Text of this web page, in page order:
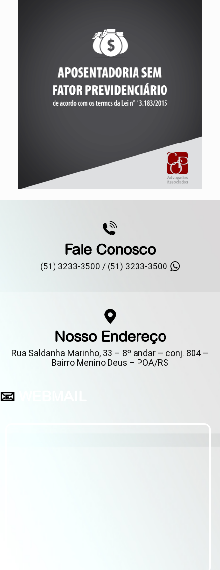
Fale Conosco
(51) 3233-3500 / (51) 3233-3500
Nosso Endereço
Rua Saldanha Marinho, 33 – 8º andar – conj. 804 –
Bairro Menino Deus – POA/RS
📧